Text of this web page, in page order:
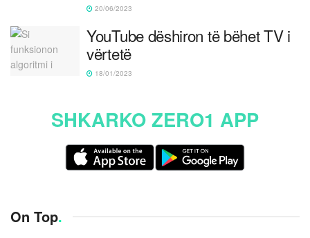
20/06/2023
YouTube dëshiron të bëhet TV i
vërtetë
18/01/2023
SHKARKO ZERO1 APP
On Top.